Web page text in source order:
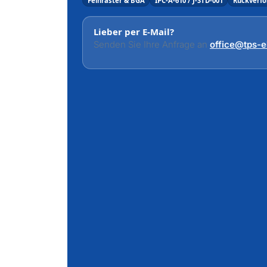
Lieber per E-Mail?
Senden Sie Ihre Anfrage an office@tps-